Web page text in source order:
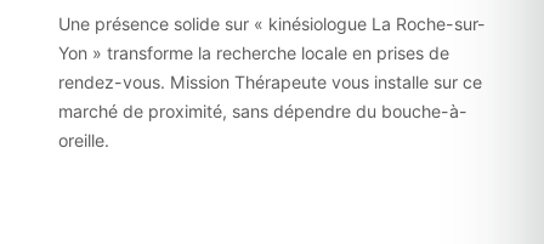
Une présence solide sur « kinésiologue La Roche-sur-
Yon » transforme la recherche locale en prises de
rendez-vous. Mission Thérapeute vous installe sur ce
marché de proximité, sans dépendre du bouche-à-
oreille.